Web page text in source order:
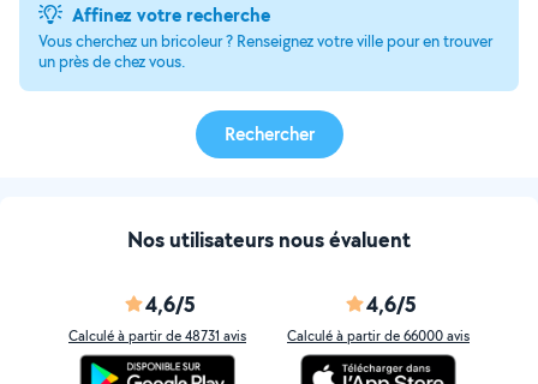
Affinez votre recherche
Vous cherchez un bricoleur ? Renseignez votre ville pour en trouver
un près de chez vous.
Rechercher
Nos utilisateurs nous évaluent
4,6/5
Calculé à partir de 48731 avis
4,6/5
Calculé à partir de 66000 avis